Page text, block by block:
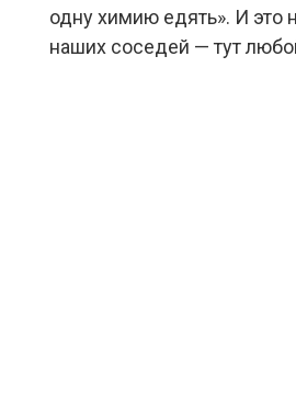
одну химию едять». И это
наших соседей — тут